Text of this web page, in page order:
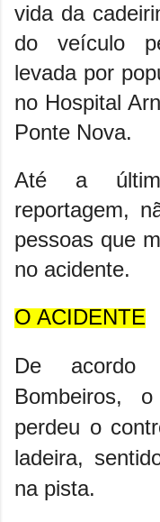
vida da
do veículo
levada por
no Hospital
Ponte Nova.
Até a
reportagem,
pessoas que
no acidente.
O ACIDENTE
De
Bombeiros,
perdeu o
ladeira,
na pista.